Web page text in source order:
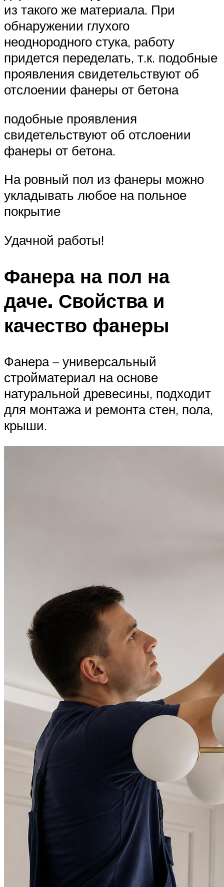
из такого же материала. При
обнаружении глухого
неоднородного стука, работу
придется переделать, т.к. подобные
проявления свидетельствуют об
отслоении фанеры от бетона
подобные проявления
свидетельствуют об отслоении
фанеры от бетона.
На ровный пол из фанеры можно
укладывать любое на польное
покрытие
Удачной работы!
Фанера на пол на
даче. Свойства и
качество фанеры
Фанера – универсальный
стройматериал на основе
натуральной древесины, подходит
для монтажа и ремонта стен, пола,
крыши.